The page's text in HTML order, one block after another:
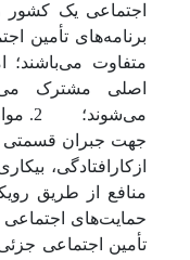
اجتماعی یک کشور
برنامه‌های تأمین
متفاوت
می‌شوند؛
2.
جهت جبران قسمتی
منافع از طریق
حمایت‌های اجتماعی
تأمین اجتماعی